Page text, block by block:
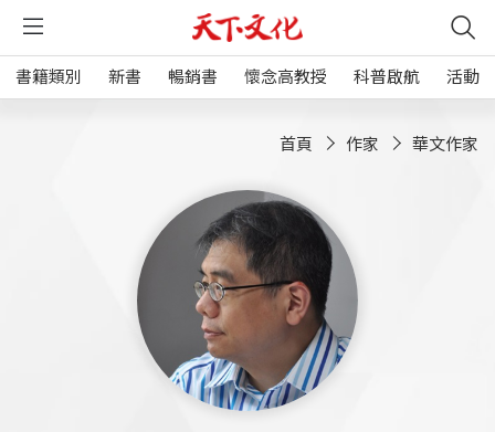
書籍類別 新書 暢銷書 懷念高教授 科普啟航 活動
首頁 作家 華文作家